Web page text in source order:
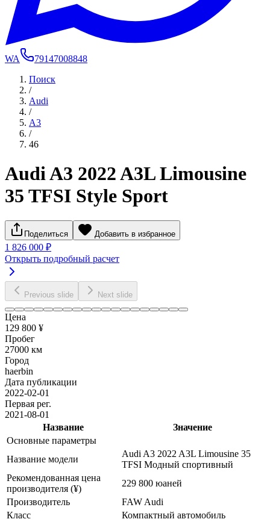
WA
79147008848
Поиск
/
Audi
/
A3
/
46
Audi A3 2022 A3L Limousine
35 TFSI Style Sport
Поделиться Добавить в избранное
1 826 000 ₽
Открыть подробный расчет
Previous slide Next slide
Цена
129 800 ¥
Пробег
27000 км
Город
haerbin
Дата публикации
2022-02-01
Первая рег.
2021-08-01
Название
Значение
Основные параметры
Название модели
Audi A3 2022 A3L Limousine 35
TFSI Модный спортивный
Рекомендованная цена
производителя (¥)
229 800 юаней
Производитель
FAW Audi
Класс
Компактный автомобиль